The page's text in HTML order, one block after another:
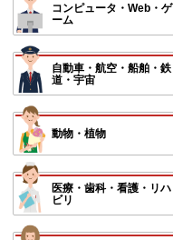
コンピュータ・Web・ゲ
ーム
自動車・航空・船舶・鉄
道・宇宙
動物・植物
医療・歯科・看護・リハ
ビリ